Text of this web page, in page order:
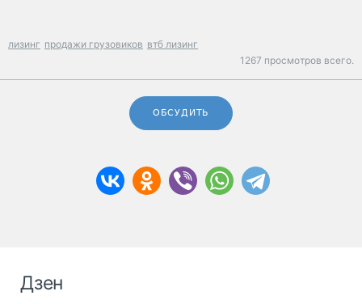
лизинг продажи грузовиков втб лизинг
1267 просмотров всего.
ОБСУДИТЬ
Дзен